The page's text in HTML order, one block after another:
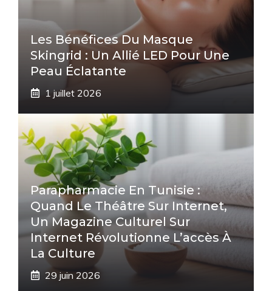
Les Bénéfices Du Masque
Skingrid : Un Allié LED Pour Une
Peau Éclatante
1 juillet 2026
Parapharmacie En Tunisie :
Quand Le Théâtre Sur Internet,
Un Magazine Culturel Sur
Internet Révolutionne L’accès À
La Culture
29 juin 2026